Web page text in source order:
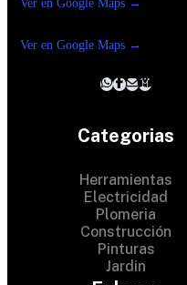
Ver en Google Maps →
Ver en Google Maps →
Categorias
Herramientas
Electricidad
Plomeria
Construcción
Pinturas
Jardin